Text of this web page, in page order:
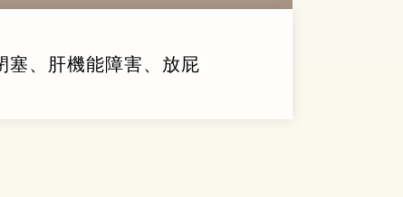
塞、肝機能障害、放屁